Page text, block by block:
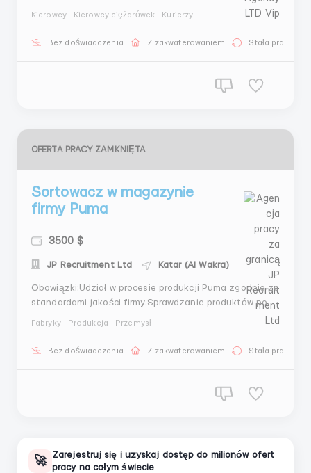
+447448940355 - WhatsApp Проверенное агентство
Agency Ltd: Company Number 12549618 Наши
Kierowcy - Kierowcy ciężarówek - Kurierzy
Bez doświadczenia Z zakwaterowaniem Stała praca
OFERTA PRACY ZAMKNIĘTA
Sortowacz w magazynie
firmy Puma
3500 $
JP Recruitment Ltd Katar (Al Wakra)
Obowiązki:Udział w procesie produkcji Puma zgodnie ze
standardami jakości firmy.Sprawdzanie produktów pod
kątem braków i defektówPraca na linii produkcyjnej:
do wysyłki.Przestrzeganie wszystkich norm
Fabryky - Produkcja - Przemysł
Bez doświadczenia Z zakwaterowaniem Stała praca
🚀
Zarejestruj się i uzyskaj dostęp do milionów ofert
pracy na całym świecie